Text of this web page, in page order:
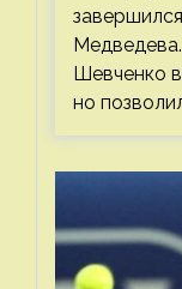
Шевченко
но